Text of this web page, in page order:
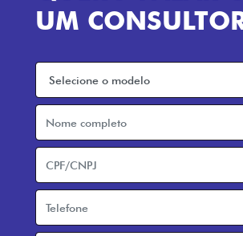
UM